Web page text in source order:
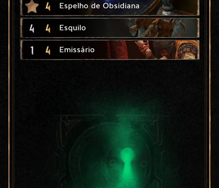
4 Espelho de Obsidiana
4 4 Esquilo
1 4 Emissário